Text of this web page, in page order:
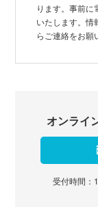
ります。事前に
いたします。情
らご連絡をお願
オンライ
受付時間：